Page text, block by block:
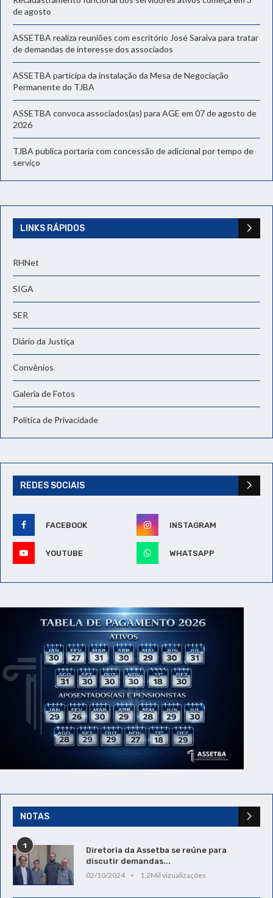
de agosto
ASSETBA realiza reuniões com escritório José Saraiva para tratar
de demandas de interesse dos associados
ASSETBA participa da instalação da Mesa de Negociação
Permanente do TJBA
ASSETBA convoca associados(as) para AGE em 07 de agosto de
2026
TJBA publica portaria com concessão de adicional por tempo de
serviço
LINKS RÁPIDOS
RHNet
SIGA
SER
Diário da Justiça
Convênios
Galeria de Fotos
Política de Privacidade
REDES SOCIAIS
FACEBOOK INSTAGRAM
YOUTUBE WHATSAPP
NOTAS
1
Diretoria da Assetba se reúne para
discutir demandas...
02/10/2024
1,2Mil vizualizações